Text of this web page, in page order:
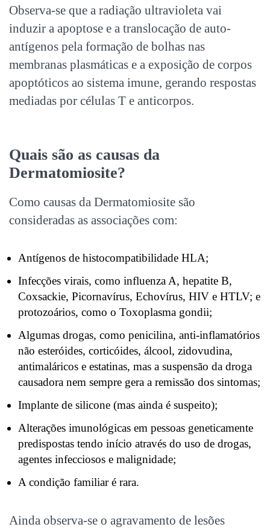
Observa-se que a radiação ultravioleta vai
induzir a apoptose e a translocação de auto-
antígenos pela formação de bolhas nas
membranas plasmáticas e a exposição de corpos
apoptóticos ao sistema imune, gerando respostas
mediadas por células T e anticorpos.
Quais são as causas da
Dermatomiosite?
Como causas da Dermatomiosite são
consideradas as associações com:
Antígenos de histocompatibilidade HLA;
Infecções virais, como influenza A, hepatite B,
Coxsackie, Picornavírus, Echovírus, HIV e HTLV; e
protozoários, como o Toxoplasma gondii;
Algumas drogas, como penicilina, anti-inflamatórios
não esteróides, corticóides, álcool, zidovudina,
antimaláricos e estatinas, mas a suspensão da droga
causadora nem sempre gera a remissão dos sintomas;
Implante de silicone (mas ainda é suspeito);
Alterações imunológicas em pessoas geneticamente
predispostas tendo início através do uso de drogas,
agentes infecciosos e malignidade;
A condição familiar é rara.
Ainda observa-se o agravamento de lesões